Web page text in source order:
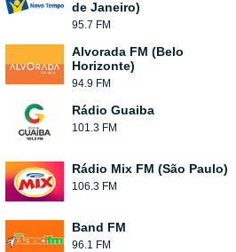
de Janeiro)
95.7 FM
Alvorada FM (Belo
Horizonte)
94.9 FM
Rádio Guaiba
101.3 FM
Rádio Mix FM (São Paulo)
106.3 FM
Band FM
96.1 FM